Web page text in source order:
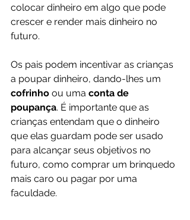
colocar dinheiro em algo que pode
crescer e render mais dinheiro no
futuro.
Os pais podem incentivar as crianças
a poupar dinheiro, dando-lhes um
cofrinho ou uma conta de
poupança. É importante que as
crianças entendam que o dinheiro
que elas guardam pode ser usado
para alcançar seus objetivos no
futuro, como comprar um brinquedo
mais caro ou pagar por uma
faculdade.